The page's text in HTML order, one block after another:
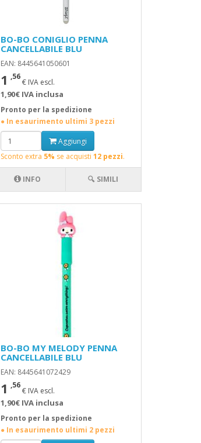
BO-BO CONIGLIO PENNA
CANCELLABILE BLU
EAN: 8445641050601
1 ,56
€ IVA escl.
1,90€ IVA inclusa
Pronto per la spedizione
● In esaurimento ultimi 3 pezzi
Aggiungi
Sconto extra 5% se acquisti12 pezzi.
INFO 🔍 SIMILI
BO-BO MY MELODY PENNA
CANCELLABILE BLU
EAN: 8445641072429
1 ,56
€ IVA escl.
1,90€ IVA inclusa
Pronto per la spedizione
● In esaurimento ultimi 2 pezzi